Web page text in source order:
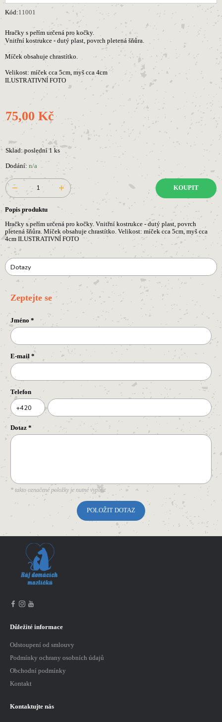
Kód:11001
Hračky s peřím určená pro kočky.
Vnitřní kostrukce - dutý plast, povrch pletená šňůra.
Míček obsahuje chrastítko.
Velikost: míček cca 5cm, myš cca 4cm
ILUSTRATIVNÍ FOTO
75,00 Kč
Sklad: poslední 1 ks
Dodání: n/a
KOUPIT
Popis produktu
Hračky s peřím určená pro kočky. Vnitřní kostrukce - dutý plast, povrch
pletená šňůra. Míček obsahuje chrastítko. Velikost: míček cca 5cm, myš cca
4cm ILUSTRATIVNÍ FOTO
Dotazy
Zeptejte se
Jméno *
E-mail *
Telefon
+420
Dotaz *
* takto označené položky je nutné vyplnit
Důležité informace
Odstoupení od smlouvy
Podmínky ochrany osobních údajů
Obchodní podmínky
Kontakt
Kontaktujte nás